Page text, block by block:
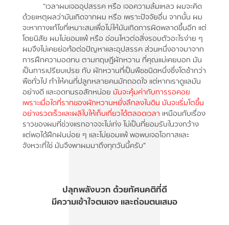
“เวลาผมเจออุปสรรค หรือ เจอความล้มเหลว ผมจะคิด
ด้วยเหตุผลว่ามันเกิดจากผม หรือ เพราะปัจจัยอื่น จากนั้น ผม
จะหาทางแก้ไขที่เหมาะสมเพื่อไม่ให้มันเกิดการผิดพลาดขึ้นอีก แต่
โดยนิสัย ผมไม่ยอมแพ้ หรือ อ่อนไหวต่อสิ่งรอบตัวอะไรง่าย ๆ
ผมจึงไม่เคยย่อท้อต่อปัญหาและอุปสรรค ส่วนหนึ่งอาจมาจาก
การฝึกความอดทน ตามทฤษฎีผักหวาน ที่คุณแม่เคยบอก มัน
เป็นการเปรียบเปรย กับ ผักหวานที่เป็นพืชชนิดหนึ่งซึ่งโตช้ากว่า
พืชทั่วไป ทำให้คนที่ปลูกหลายคนมักถอดใจ แต่หากเราดูแลมัน
อย่างดี และอดทนรอสักหน่อย มันจะคุ้มค่ากับการรอคอย
เพราะเมื่อใดที่รากของผักหวานหยั่งลึกลงในดิน มันจะเริ่มโตขึ้น
อย่างรวดเร็วและผลิใบให้เก็บเกี่ยวได้ตลอดเวลา เหมือนกับเรื่อง
ราวของผมที่ช่วงแรกอาจจะไม่เก่ง ไม่เป็นที่ยอมรับในวงกว้าง
แต่พอได้ฝึกฝนบ่อย ๆ และไม่ยอมแพ้ พอพบเจอโอกาสและ
จังหวะที่ใช่ มันจึงพาผมมาถึงทุกวันนี้ครับ”
ปลุกพลังบวก ด้วยทัศนคติที่ดี
มีความเข้าใจตนเอง และถ่อมตนเสมอ